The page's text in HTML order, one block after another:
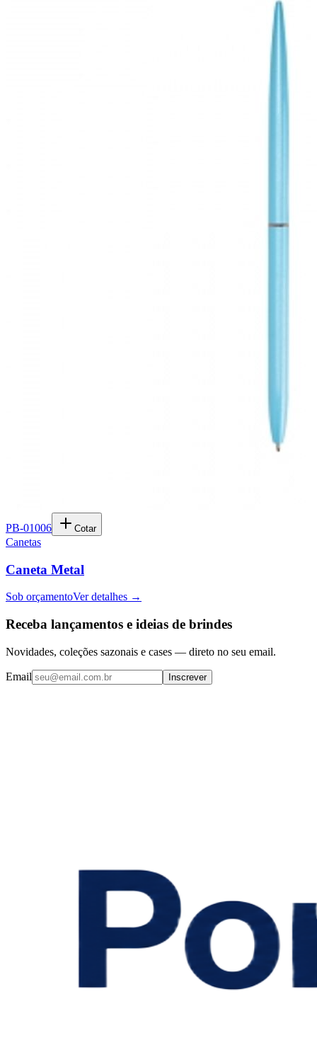
PB-01006 Cotar
Canetas
Caneta Metal
Sob orçamentoVer detalhes →
Receba lançamentos e ideias de brindes
Novidades, coleções sazonais e cases — direto no seu email.
Email Inscrever